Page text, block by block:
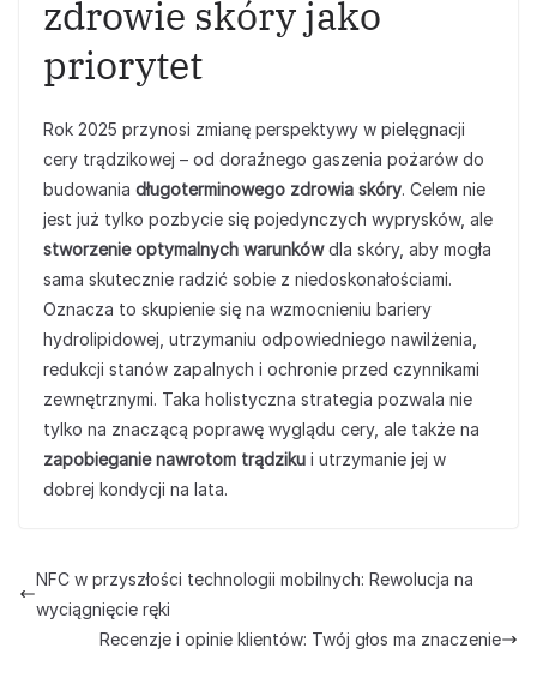
zdrowie skóry jako
priorytet
Rok 2025 przynosi zmianę perspektywy w pielęgnacji
cery trądzikowej – od doraźnego gaszenia pożarów do
budowania długoterminowego zdrowia skóry. Celem nie
jest już tylko pozbycie się pojedynczych wyprysków, ale
stworzenie optymalnych warunkówdla skóry, aby mogła
sama skutecznie radzić sobie z niedoskonałościami.
Oznacza to skupienie się na wzmocnieniu bariery
hydrolipidowej, utrzymaniu odpowiedniego nawilżenia,
redukcji stanów zapalnych i ochronie przed czynnikami
zewnętrznymi. Taka holistyczna strategia pozwala nie
tylko na znaczącą poprawę wyglądu cery, ale także na
zapobieganie nawrotom trądziku i utrzymanie jej w
dobrej kondycji na lata.
NFC w przyszłości technologii mobilnych: Rewolucja na
wyciągnięcie ręki
Recenzje i opinie klientów: Twój głos ma znaczenie